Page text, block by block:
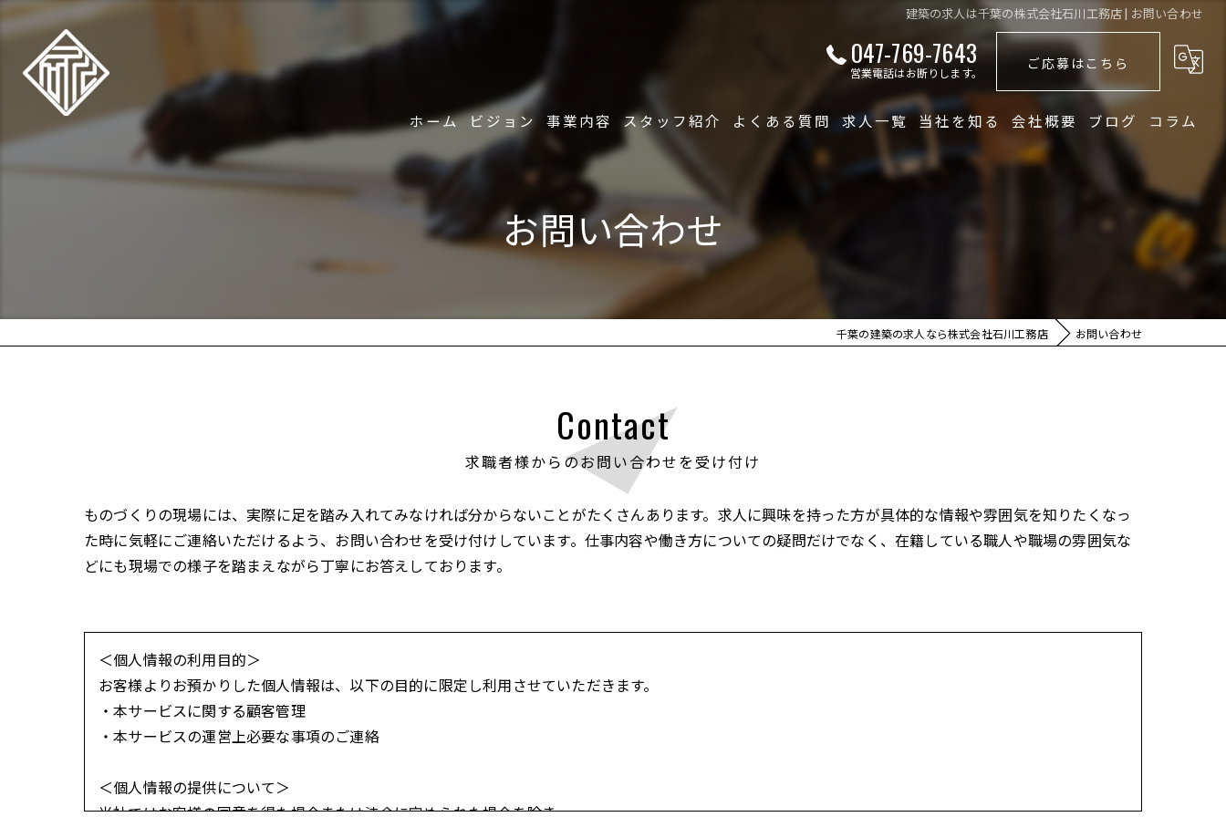
建築の求人は千葉の株式会社石川工務店 | お問い合わせ
047-769-7643
営業電話はお断りします。 ご応募はこちら
ホーム ビジョン 事業内容 スタッフ紹介 よくある質問 求人一覧 当社を知る 会社概要 ブログ コラム
お問い合わせ
千葉の建築の求人なら株式会社石川工務店 お問い合わせ
求職者様からのお問い合わせを受け付け
Contact
ものづくりの現場には、実際に足を踏み入れてみなければ分からないことがたくさんあります。求人に興味を持った方が具体的な情報や雰囲気を知りたくなっ
た時に気軽にご連絡いただけるよう、お問い合わせを受け付けしています。仕事内容や働き方についての疑問だけでなく、在籍している職人や職場の雰囲気な
どにも現場での様子を踏まえながら丁寧にお答えしております。
＜個人情報の利用目的＞
お客様よりお預かりした個人情報は、以下の目的に限定し利用させていただきます。
・本サービスに関する顧客管理
・本サービスの運営上必要な事項のご連絡
＜個人情報の提供について＞
当社ではお客様の同意を得た場合または法令に定められた場合を除き、